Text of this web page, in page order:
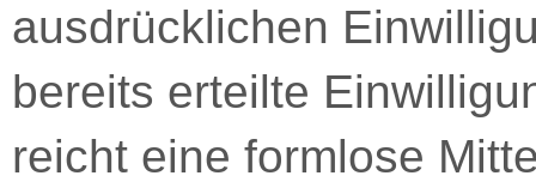
ausdrücklichen
bereits erteilte
reicht eine formlose